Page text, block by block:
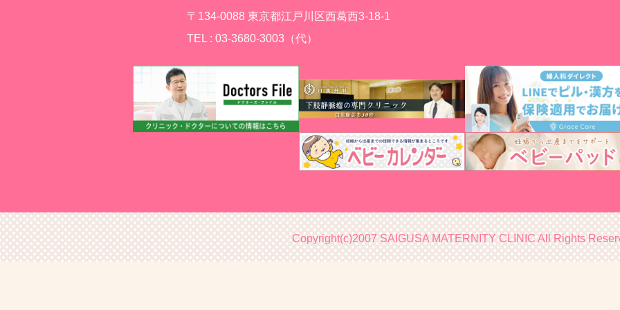
〒134-0088 東京都江戸川区西葛西3-18-1
TEL : 03-3680-3003（代）
Copyright(c)2007 SAIGUSA MATERNITY CLINIC All Rights